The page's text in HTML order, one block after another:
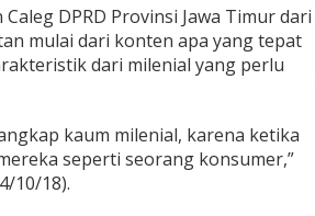
DPRD Provinsi Jawa Timur dari
mulai dari konten apa yang tepat
dari milenial yang perlu
kaum milenial, karena ketika
seperti seorang konsumer,”
10/18).